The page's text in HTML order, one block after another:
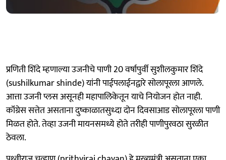
प्रणिती शिंदे म्हणाल्या उजनीचे पाणी 20 वर्षापुर्वी सुशीलकुमार शिंदे
(sushilkumar shinde) यांनी पाईपलाईनद्वारे सोलापूरला आणले.
आत्ता उजनी प्लस असूनही महापालिकेतून याचे नियोजन होत नाही.
कॉंग्रेस सत्तेत असताना दुष्काळातसुध्दा दोन दिवसाआड सोलापूरला पाणी
मिळत होते. तेव्हा उजनी मायनसमध्ये होते तरीही पाणीपुरवठा सुरळीत
ठेवला.